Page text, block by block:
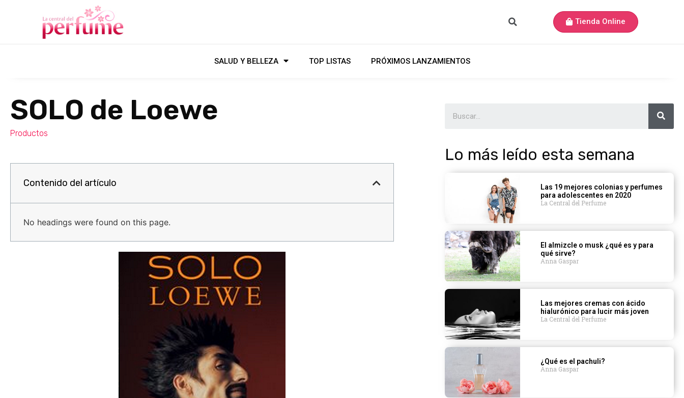
Tienda Online
SALUD Y BELLEZA TOP LISTAS PRÓXIMOS LANZAMIENTOS
SOLO de Loewe
Productos
Contenido del artículo
No headings were found on this page.
Lo más leído esta semana
Las 19 mejores colonias y perfumes
para adolescentes en 2020
La Central del Perfume
El almizcle o musk ¿qué es y para
qué sirve?
Anna Gaspar
Las mejores cremas con ácido
hialurónico para lucir más joven
La Central del Perfume
¿Qué es el pachuli?
Anna Gaspar